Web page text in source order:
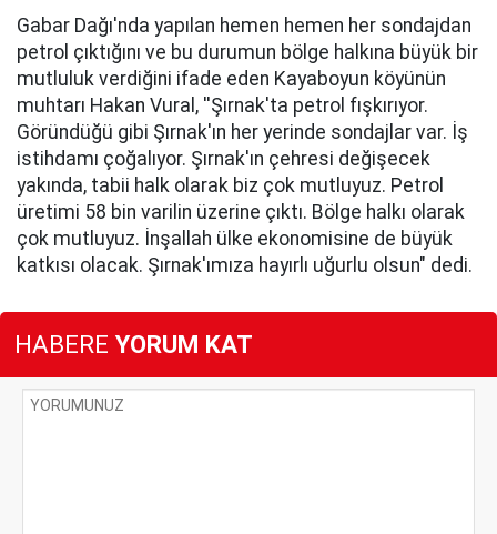
Gabar Dağı'nda yapılan hemen hemen her sondajdan
petrol çıktığını ve bu durumun bölge halkına büyük bir
mutluluk verdiğini ifade eden Kayaboyun köyünün
muhtarı Hakan Vural, ''Şırnak'ta petrol fışkırıyor.
Göründüğü gibi Şırnak'ın her yerinde sondajlar var. İş
istihdamı çoğalıyor. Şırnak'ın çehresi değişecek
yakında, tabii halk olarak biz çok mutluyuz. Petrol
üretimi 58 bin varilin üzerine çıktı. Bölge halkı olarak
çok mutluyuz. İnşallah ülke ekonomisine de büyük
katkısı olacak. Şırnak'ımıza hayırlı uğurlu olsun" dedi.
HABERE YORUM KAT